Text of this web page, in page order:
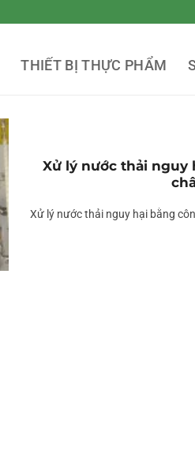
THIẾT BỊ THỰC PHẨM
Xử lý nước thải nguy
Xử lý nước thải nguy hại bằng